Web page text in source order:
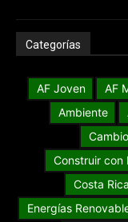
Categorías
AF Joven AF
Ambiente
Construir con
Costa Rica
Energías